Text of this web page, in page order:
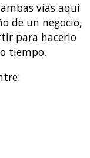
vías aquí
de un negocio,
para hacerlo
tiempo.